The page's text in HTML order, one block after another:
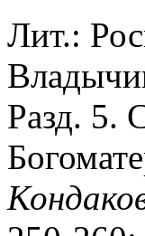
Лит.:
Разд. 5.